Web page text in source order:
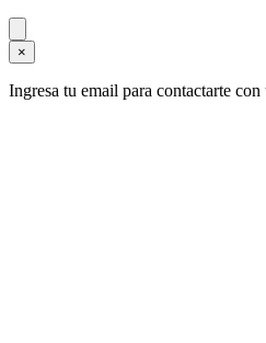
×
Ingresa tu email para contactarte con